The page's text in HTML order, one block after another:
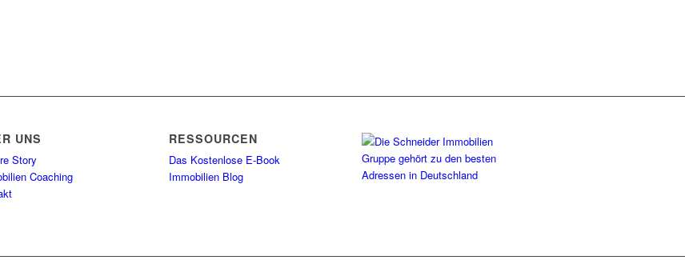
UNS
Story
Coaching
RESSOURCEN
Das Kostenlose E-Book
Immobilien Blog